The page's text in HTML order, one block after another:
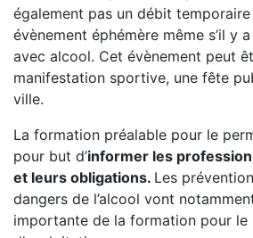
également pas un débit temporaire
évènement éphémère même s’il y
avec alcool. Cet évènement peut
manifestation sportive, une fête
ville.
La formation préalable pour le
pour but d’informer les
et leurs obligations. Les
dangers de l’alcool vont
importante de la formation pour le